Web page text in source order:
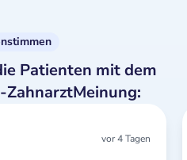
Patienten mit dem
vor 4 Tagen